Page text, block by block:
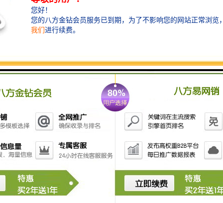
这种灵活的服务模式，尤其适合工期紧张或地域分散的
项目，能够帮助客户节省成本、提*率。
我公司拥有经验丰富的施工团队，可根据现场地形与环
境特点，快速完成围挡的搭建与固定。
在安装过程中，我们注重细节处理，如基础加固、连接
件密封等，以增强整体稳定性。
实现资源的循环利用。
受到关注。
我公司积极探索节能环保材料的应用，在保证质量的前